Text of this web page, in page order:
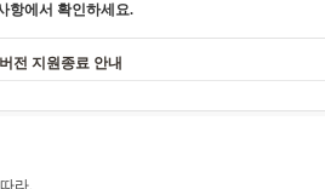
항에서 확인하세요.
전 지원종료 안내
라,